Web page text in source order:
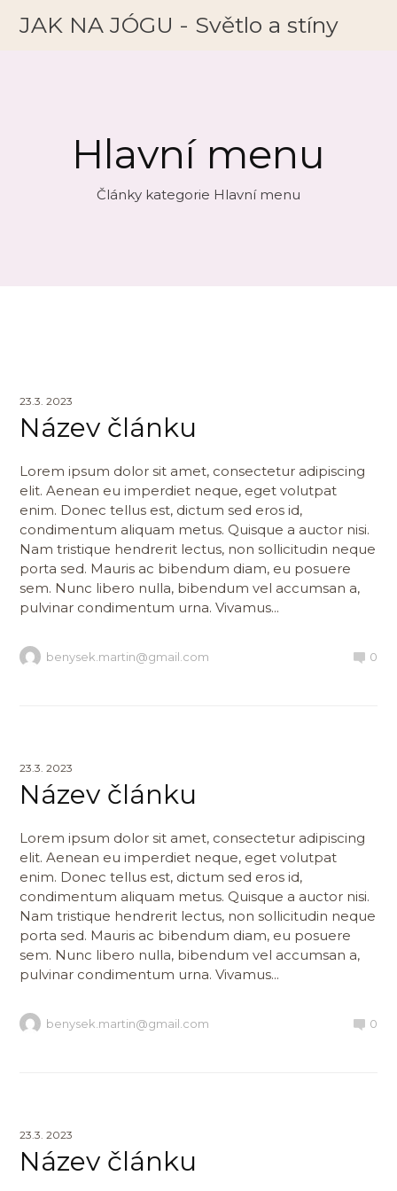
JAK NA JÓGU - Světlo a stíny
Hlavní menu
Články kategorie Hlavní menu
23.3. 2023
Název článku
Lorem ipsum dolor sit amet, consectetur adipiscing
elit. Aenean eu imperdiet neque, eget volutpat
enim. Donec tellus est, dictum sed eros id,
condimentum aliquam metus. Quisque a auctor nisi.
Nam tristique hendrerit lectus, non sollicitudin neque
porta sed. Mauris ac bibendum diam, eu posuere
sem. Nunc libero nulla, bibendum vel accumsan a,
pulvinar condimentum urna. Vivamus...
benysek.martin@gmail.com 0
23.3. 2023
Název článku
Lorem ipsum dolor sit amet, consectetur adipiscing
elit. Aenean eu imperdiet neque, eget volutpat
enim. Donec tellus est, dictum sed eros id,
condimentum aliquam metus. Quisque a auctor nisi.
Nam tristique hendrerit lectus, non sollicitudin neque
porta sed. Mauris ac bibendum diam, eu posuere
sem. Nunc libero nulla, bibendum vel accumsan a,
pulvinar condimentum urna. Vivamus...
benysek.martin@gmail.com 0
23.3. 2023
Název článku